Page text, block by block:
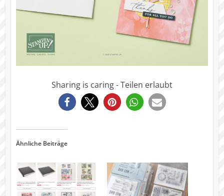
Sharing is caring - Teilen erlaubt
0
Ähnliche Beiträge